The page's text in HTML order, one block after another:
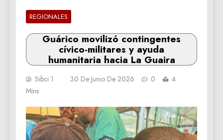
REGIONALES
Guárico movilizó contingentes
cívico-militares y ayuda
humanitaria hacia La Guaira
Sibci 1 30 De Junio De 2026 0
4
Mins